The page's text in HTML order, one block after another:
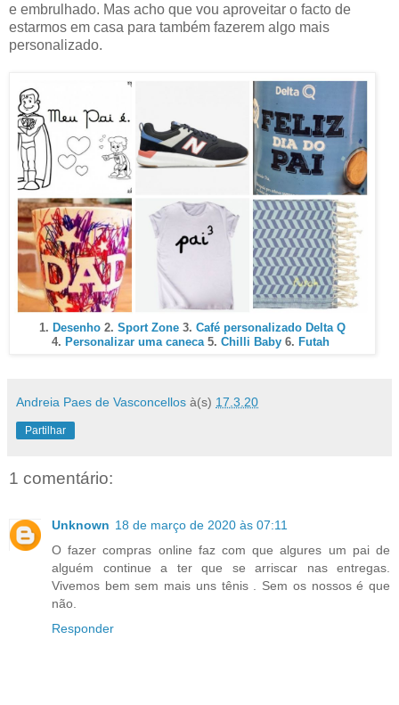
e embrulhado. Mas acho que vou aproveitar o facto de
estarmos em casa para também fazerem algo mais
personalizado.
1. Desenho 2. Sport Zone 3. Café personalizado Delta Q
4. Personalizar uma caneca 5. Chilli Baby 6. Futah
Andreia Paes de Vasconcellos à(s) 17.3.20
Partilhar
1 comentário:
Unknown 18 de março de 2020 às 07:11
O fazer compras online faz com que algures um pai de
alguém continue a ter que se arriscar nas entregas.
Vivemos bem sem mais uns tênis . Sem os nossos é que
não.
Responder